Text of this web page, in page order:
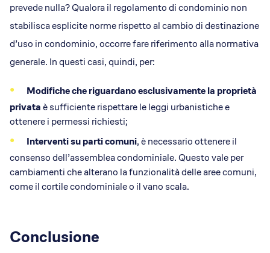
prevede nulla? Qualora il regolamento di condominio non
stabilisca esplicite norme rispetto al cambio di destinazione
d’uso in condominio, occorre fare riferimento alla normativa
generale. In questi casi, quindi, per:
Modifiche che riguardano esclusivamente la proprietà
privataè sufficiente rispettare le leggi urbanistiche e
ottenere i permessi richiesti;
Interventi su parti comuni, è necessario ottenere il
consenso dell’assemblea condominiale. Questo vale per
cambiamenti che alterano la funzionalità delle aree comuni,
come il cortile condominiale o il vano scala.
Conclusione